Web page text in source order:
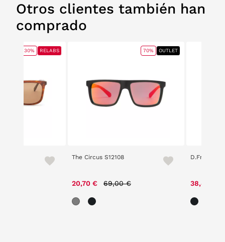
Otros clientes también han
comprado
30% RELABS
The Circus S12108
20,70 € 69,00 €
70% OUTLET
D.Franklin
38,49 €